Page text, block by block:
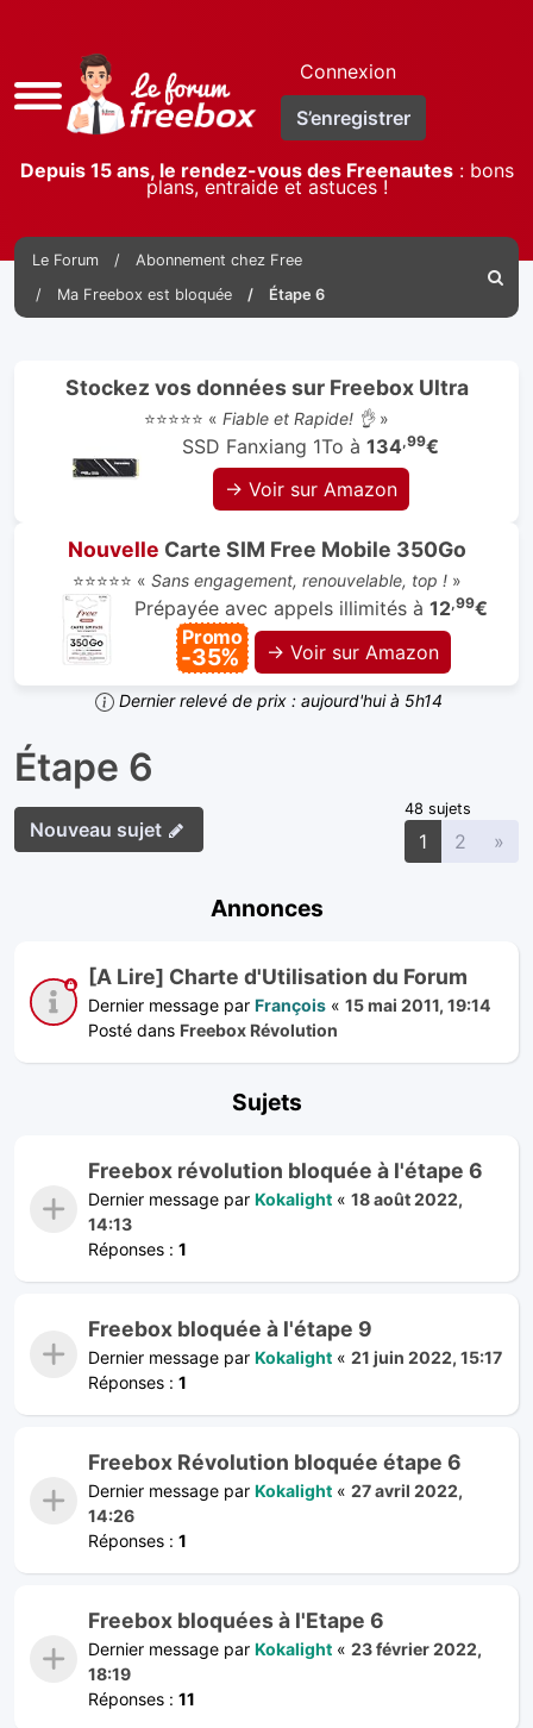
Accès
rapide
Connexion
S’enregistrer
Depuis 15 ans, le rendez-vous des Freenautes: bons
plans, entraide et astuces !
Le Forum
Abonnement chez Free
Ma Freebox est bloquée
Étape 6
Stockez vos données sur Freebox Ultra
⭐⭐⭐⭐⭐ « Fiable et Rapide! 👌»
SSD Fanxiang 1To à 134,99€
→ Voir sur Amazon
Nouvelle Carte SIM Free Mobile 350Go
⭐⭐⭐⭐⭐ « Sans engagement, renouvelable, top !»
Prépayée avec appels illimités à 12,99€
Promo
-35% → Voir sur Amazon
Dernier relevé de prix : aujourd'hui à 5h14
Étape 6
Nouveau sujet
48 sujets
1 2 »
Annonces
[A Lire] Charte d'Utilisation du Forum
Dernier message par François « 15 mai 2011, 19:14
Posté dans Freebox Révolution
Sujets
Freebox révolution bloquée à l'étape 6
Dernier message par Kokalight « 18 août 2022,
14:13
Réponses : 1
Freebox bloquée à l'étape 9
Dernier message par Kokalight « 21 juin 2022, 15:17
Réponses : 1
Freebox Révolution bloquée étape 6
Dernier message par Kokalight « 27 avril 2022,
14:26
Réponses : 1
Freebox bloquées à l'Etape 6
Dernier message par Kokalight « 23 février 2022,
18:19
Réponses : 11